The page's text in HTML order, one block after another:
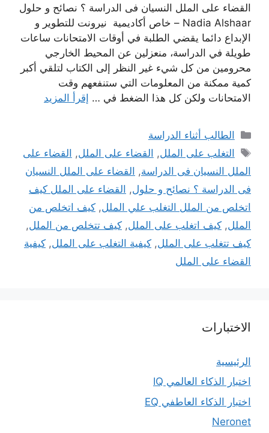
القضاء على الملل النسيان فى الدراسة ؟ نصائح و حلول
Nadia Alshaar – خاص أكاديمية نيرونت للتطوير و
الإبداع دائما يقضي الطلبة في أوقات الامتحانات ساعات
طويلة في الدراسة، منعزلين عن المحيط الخارجي
محرومين من كل شيء غير النظر إلى الكتاب لتلقي أكبر
كمية ممكنة من المعلومات التي ستنفعهم وقت
الامتحانات ولكن كل هذا الضغط في … إقرأ المزيد
التصنيفات
الطالب أثناء الدراسة
الوسوم
التغلب على الملل, القضاء على الملل, القضاء على
الملل النسيان فى الدراسة, القضاء على الملل النسيان
فى الدراسة ؟ نصائح و حلول, القضاء على الملل كيف
اتخلص من الملل التغلب علي الملل, كيف اتخلص من
الملل, كيف اتغلب على الملل, كيف تتخلص من الملل,
كيف تتغلب على الملل, كيفية التغلب على الملل, كيفية
القضاء على الملل
الاختبارات
الرئيسية
اختبار الذكاء العالمي IQ
اختبار الذكاء العاطفي EQ
Neronet